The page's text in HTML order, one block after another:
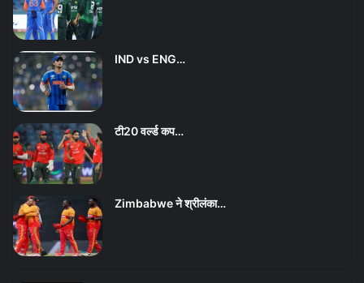
IND vs ENG…
टी20 वर्ल्ड कप…
Zimbabwe ने श्रीलंका…